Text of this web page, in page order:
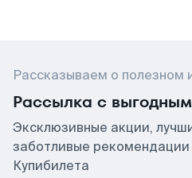
Рассказываем о полезном
Рассылка с
Эксклюзивные акции,
заботливые рекомендации
Купибилета